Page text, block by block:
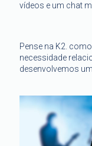
vídeos e um chat
Pense na K2.
necessidade
desenvolvemos